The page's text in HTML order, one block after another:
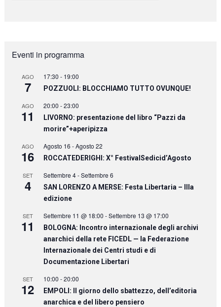
Eventi in programma
AGO
7
17:30 - 19:00
POZZUOLI: BLOCCHIAMO TUTTO OVUNQUE!
AGO
11
20:00 -23:00
LIVORNO: presentazione del libro “Pazzi da
morire”+aperipizza
AGO
16
Agosto 16 -Agosto 22
ROCCATEDERIGHI: X° FestivalSedicid’Agosto
SET
4
Settembre 4-Settembre 6
SAN LORENZO A MERSE: Festa Libertaria – IIIa
edizione
SET
11
Settembre 11 @ 18:00 -Settembre 13 @ 17:00
BOLOGNA: Incontro internazionale degli archivi
anarchici della rete FICEDL — la Federazione
Internazionale dei Centri studi e di
Documentazione Libertari
SET
12
10:00 -20:00
EMPOLI: Il giorno dello sbattezzo, dell’editoria
anarchica e del libero pensiero